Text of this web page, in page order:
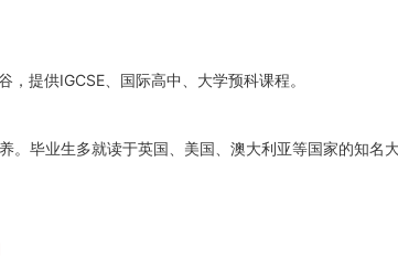
提供IGCSE、国际高中、大学预科课程。
毕业生多就读于英国、美国、澳大利亚等国家的知名大